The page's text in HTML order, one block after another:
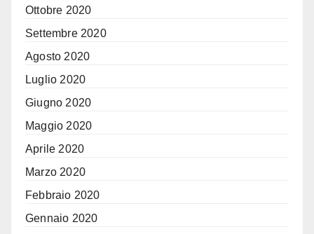
Ottobre 2020
Settembre 2020
Agosto 2020
Luglio 2020
Giugno 2020
Maggio 2020
Aprile 2020
Marzo 2020
Febbraio 2020
Gennaio 2020